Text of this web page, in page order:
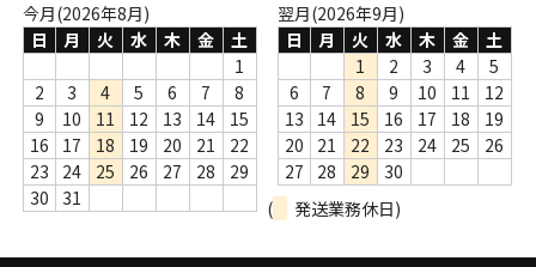
Webのみ no.3
売り切れ
Help
送料
今月(2026年8月)
日
月 火 水 木 金
土
1
2
3 4 5 6 7
8
9
10 11 12 13 14
15
16
17 18 19 20 21
22
23
24 25 26 27 28
29
30
31
翌月(2026年9月)
日
月 火 水 木 金
土
1
2 3 4
5
6
7 8 9 10 11
12
13
14 15 16 17 18
19
20
21 22 23 24 25
26
27
28 29
30
(
発送業務休日)